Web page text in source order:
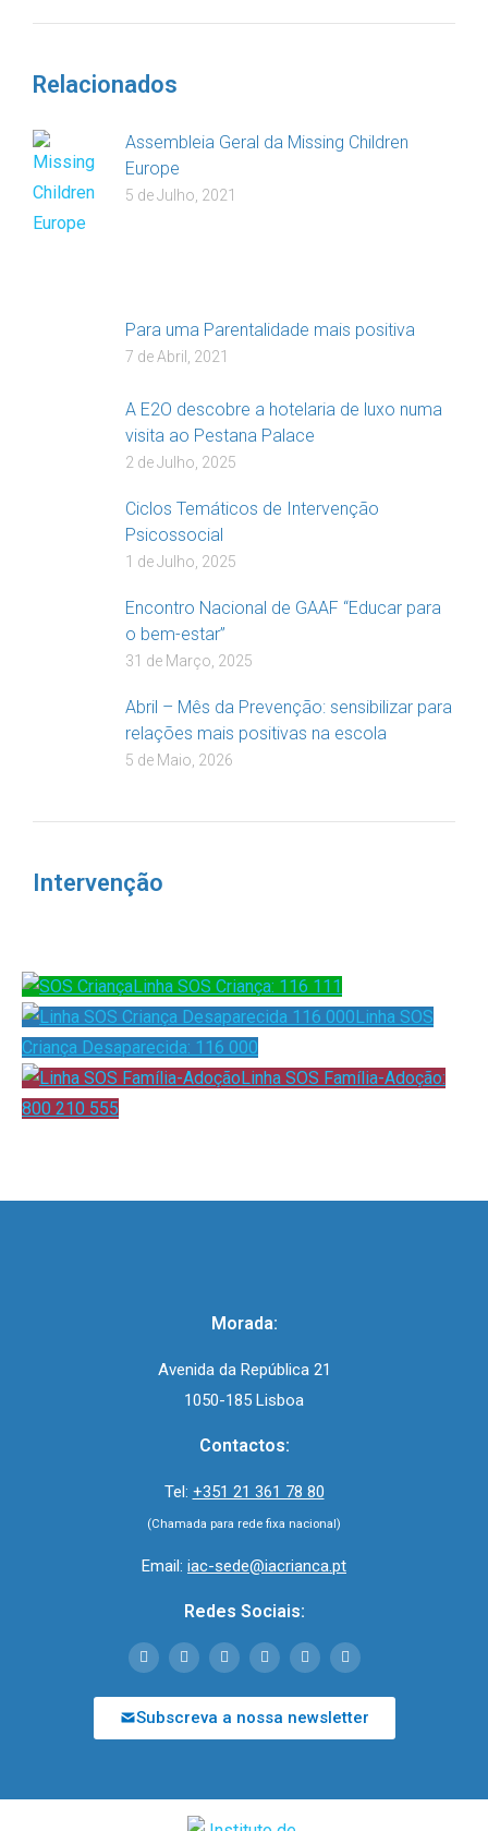
Relacionados
Assembleia Geral da Missing Children
Europe
5 de Julho, 2021
Para uma Parentalidade mais positiva
7 de Abril, 2021
A E2O descobre a hotelaria de luxo numa
visita ao Pestana Palace
2 de Julho, 2025
Ciclos Temáticos de Intervenção
Psicossocial
1 de Julho, 2025
Encontro Nacional de GAAF “Educar para
o bem-estar”
31 de Março, 2025
Abril – Mês da Prevenção: sensibilizar para
relações mais positivas na escola
5 de Maio, 2026
Intervenção
Linha SOS Criança: 116 111
Linha SOS
Criança Desaparecida: 116 000
Linha SOS Família-Adoção:
800 210 555
Morada:
Avenida da República 21
1050-185 Lisboa
Contactos:
Tel: +351 21 361 78 80
(Chamada para rede fixa nacional)
Email: iac-sede@iacrianca.pt
Redes Sociais:
Subscreva a nossa newsletter